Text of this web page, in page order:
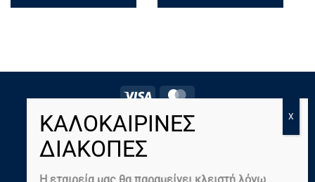
Visa
ΔΩΡΕΆΝ ΔΙΑΝΟΜΉ ΝΕΡΟΎ ΨΎΚΤΗΣ ΝΕΡΟΎ